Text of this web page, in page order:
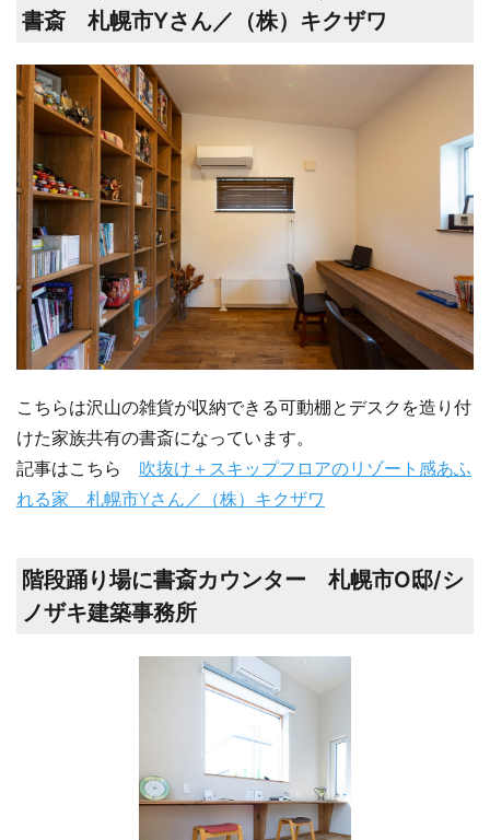
書斎 札幌市Yさん／（株）キクザワ
こちらは沢山の雑貨が収納できる可動棚とデスクを造り付
けた家族共有の書斎になっています。
記事はこちら 吹抜け＋スキップフロアのリゾート感あふ
れる家 札幌市Yさん／（株）キクザワ
階段踊り場に書斎カウンター 札幌市O邸/シ
ノザキ建築事務所